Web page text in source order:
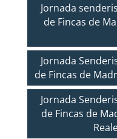
Jornada
de Fincas de
Jornada
de Fincas de
Jornada
de Fincas de